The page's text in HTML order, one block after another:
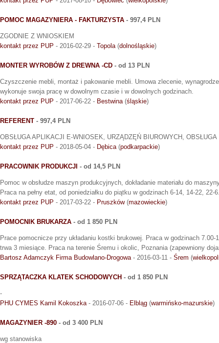
POMOC MAGAZYNIERA - FAKTURZYSTA - 997,4 PLN
ZGODNIE Z WNIOSKIEM
kontakt przez PUP - 2016-02-29 - Topola(dolnośląskie)
MONTER WYROBÓW Z DREWNA -CD - od 13 PLN
Czyszczenie mebli, montaż i pakowanie mebli. Umowa zlecenie,
wykonuje swoja pracę w dowolnym czasie i w dowolnych godzinach.
kontakt przez PUP - 2017-06-22 - Bestwina(śląskie)
REFERENT - 997,4 PLN
OBSŁUGA APLIKACJI E-WNIOSEK, URZĄDZĘŃ BIUROWYCH, OBSŁUGA
kontakt przez PUP - 2018-05-04 - Dębica(podkarpackie)
PRACOWNIK PRODUKCJI - od 14,5 PLN
Pomoc w obsłudze maszyn produkcyjnych, dokładanie materiału do
Praca na pełny etat, od poniedziałku do piątku w godzinach 6-14, 14-22, 22-
kontakt przez PUP - 2017-03-22 - Pruszków(mazowieckie)
POMOCNIK BRUKARZA - od 1 850 PLN
Prace pomocnicze przy układaniu kostki brukowej. Praca w godzinach 7.00-
trwa 3 miesiące. Praca na terenie Śremu i okolic, Poznania (zapewniony
Bartosz Adamczyk Firma Budowlano-Drogowa- 2016-03-11 - Śrem (
SPRZĄTACZKA KLATEK SCHODOWYCH - od 1 850 PLN
-
PHU CYMES Kamil Kokoszka- 2016-07-06 - Elbląg (warmińsko-mazurskie)
MAGAZYNIER -890 - od 3 400 PLN
wg stanowiska